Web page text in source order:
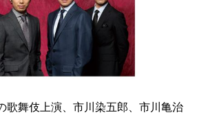
歌舞伎上演、市川染五郎、市川亀治